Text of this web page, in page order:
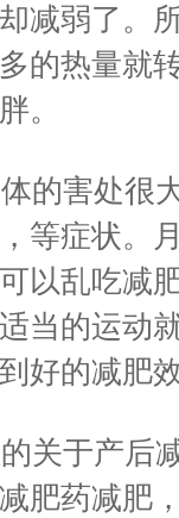
减弱了。
的热量就
。
的害处很
等症状。
以乱吃减
当的运动
好的减肥
关于产后
肥药减肥